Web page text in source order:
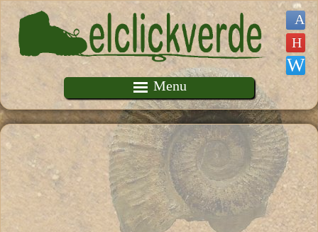
Pasar al contenido principal
Menu